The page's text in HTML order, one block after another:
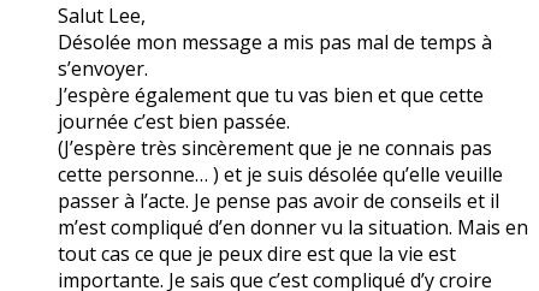
Salut Lee,
Désolée mon message a mis pas mal de temps à
s’envoyer.
J’espère également que tu vas bien et que cette
journée c’est bien passée.
(J’espère très sincèrement que je ne connais pas
cette personne… ) et je suis désolée qu’elle veuille
passer à l’acte. Je pense pas avoir de conseils et il
m’est compliqué d’en donner vu la situation. Mais en
tout cas ce que je peux dire est que la vie est
importante. Je sais que c’est compliqué d’y croire